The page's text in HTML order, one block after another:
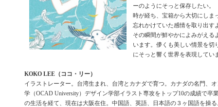
ーのようにそっと保存したい。
時が経ち、宝箱から大切にしま
忘れかけていた感情を取り出す
その瞬間が鮮やかによみがえる
います。儚くも美しい情景を切
にそっと響く世界を表現してい
KOKO LEE（ココ・リー）
イラストレーター。台湾生まれ、台湾とカナダで育つ。カナダの名門、
学（OCAD University）デザイン学部イラスト専攻をトップ10の成績で卒
の生活を経て、現在は大阪在住。中国語、英語、日本語の３ヶ国語を操